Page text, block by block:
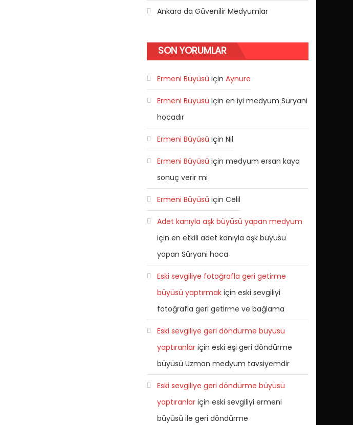
Ankara da Güvenilir Medyumlar
SON YORUMLAR
Ermeni Büyüsü içinAynure
Ermeni Büyüsü içinen iyi medyum Süryani
hocadır
Ermeni Büyüsü içinNil
Ermeni Büyüsü içinmedyum ersan kaya
sonuç verir mi
Ermeni Büyüsü içinCelil
Adet kanıyla aşk büyüsü yapan medyum
içinen etkili adet kanıyla aşk büyüsü
yapan Süryani hoca
Eski sevgiliye fotoğrafla geri getirme
büyüsü yaptırmak içineski sevgiliyi
fotoğrafla geri getirme ve bağlama
Eski sevgiliye geri döndürme büyüsü
yaptıranlar içineski eşi geri döndürme
büyüsü Uzman medyum tavsiyemdir
Eski sevgiliye geri döndürme büyüsü
yaptıranlar içineski sevgiliyi ermeni
büyüsü ile geri döndürme